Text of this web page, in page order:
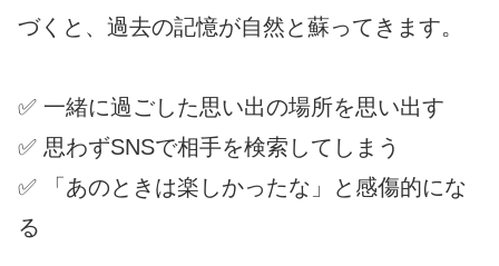
づくと、過去の記憶が自然と蘇ってきます。
✅ 一緒に過ごした思い出の場所を思い出す
✅ 思わずSNSで相手を検索してしまう
✅ 「あのときは楽しかったな」と感傷的にな
る